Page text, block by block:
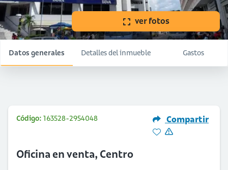
ver fotos
Datos generales Detalles del inmueble Gastos
Código: 163528-2954048 Compartir
Oficina en venta, Centro